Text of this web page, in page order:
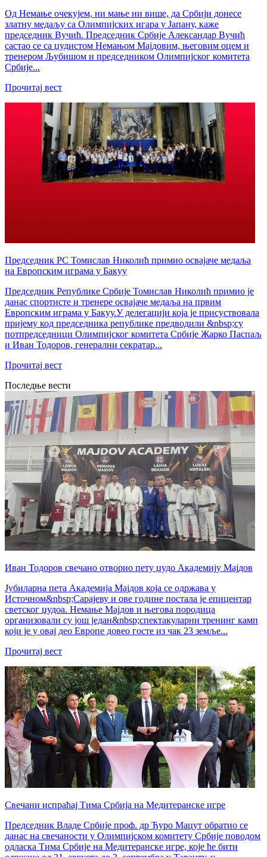
Од Немање очекујем, ни мање ни више, да Србији донесе
златну медаљу са Олимпијских игара у Јапану, каже
председник Вучић. Председник Србије Александар Вучић
састао се са џудистом Немањом Мајдовим, његовим оцем и
тренером Љубишом и председником Олимпијског комитета
Србије...
Прочитај вест
​Председник РС Томислав Николић примио освајаче медаља
на Европским играма у Бакуу
Председник Републике Србије Томислав Николић примио је
данас спортисте и тренере освајаче медаља на првим
Европским играма у Бакуу.У делегацији која је присуствовала
пријему код председника републике предводили &nbsp;су
потпредседници Олимпијског комитета Србије Жарко Паспаљ
и Иван Тодоров, генерални секратар...
Прочитај вест
Последње вести
Иван Тодоров свечано отворио пету џудо Академију Мајдов
Јубиларна пета Академија Мајдов која се одржава у
Источном&nbsp;Сарајеву и ове године постала је епицентар
светског џудоа. Немање Мајдов и његова породица
организовали су још један&nbsp;спектакуларни тренинг камп
који је у овај део Европе довео госте из чак 23 земље...
Прочитај вест
Свечани испраћај Тима Србија на Медитеранске игре
Председник Владе Србије проф. др Ђуро Мацут обратио се
данас на свечаности у Олимпијском комитету Србије поводом
одласка Тима Србије на Медитеранске игре, које ће бити